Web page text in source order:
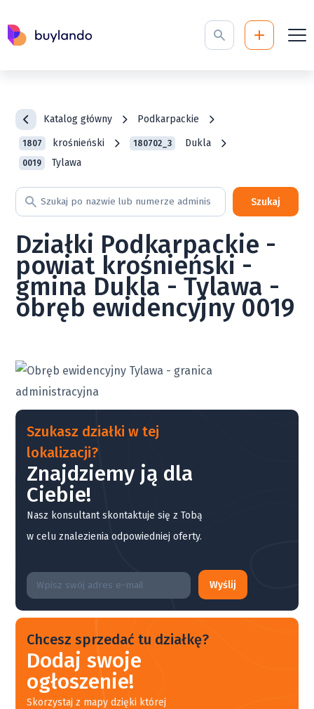
Katalog główny Podkarpackie
1807 krośnieński 180702_3 Dukla
0019 Tylawa
Szukaj
Działki Podkarpackie -
powiat krośnieński -
gmina Dukla - Tylawa -
obręb ewidencyjny 0019
Szukasz działki w tej
lokalizacji?
Znajdziemy ją dla
Ciebie!
Nasz konsultant skontaktuje się z Tobą
w celu znalezienia odpowiedniej oferty.
Wyślij
Chcesz sprzedać tu działkę?
Dodaj swoje
ogłoszenie!
Skorzystaj z mapy dzięki której